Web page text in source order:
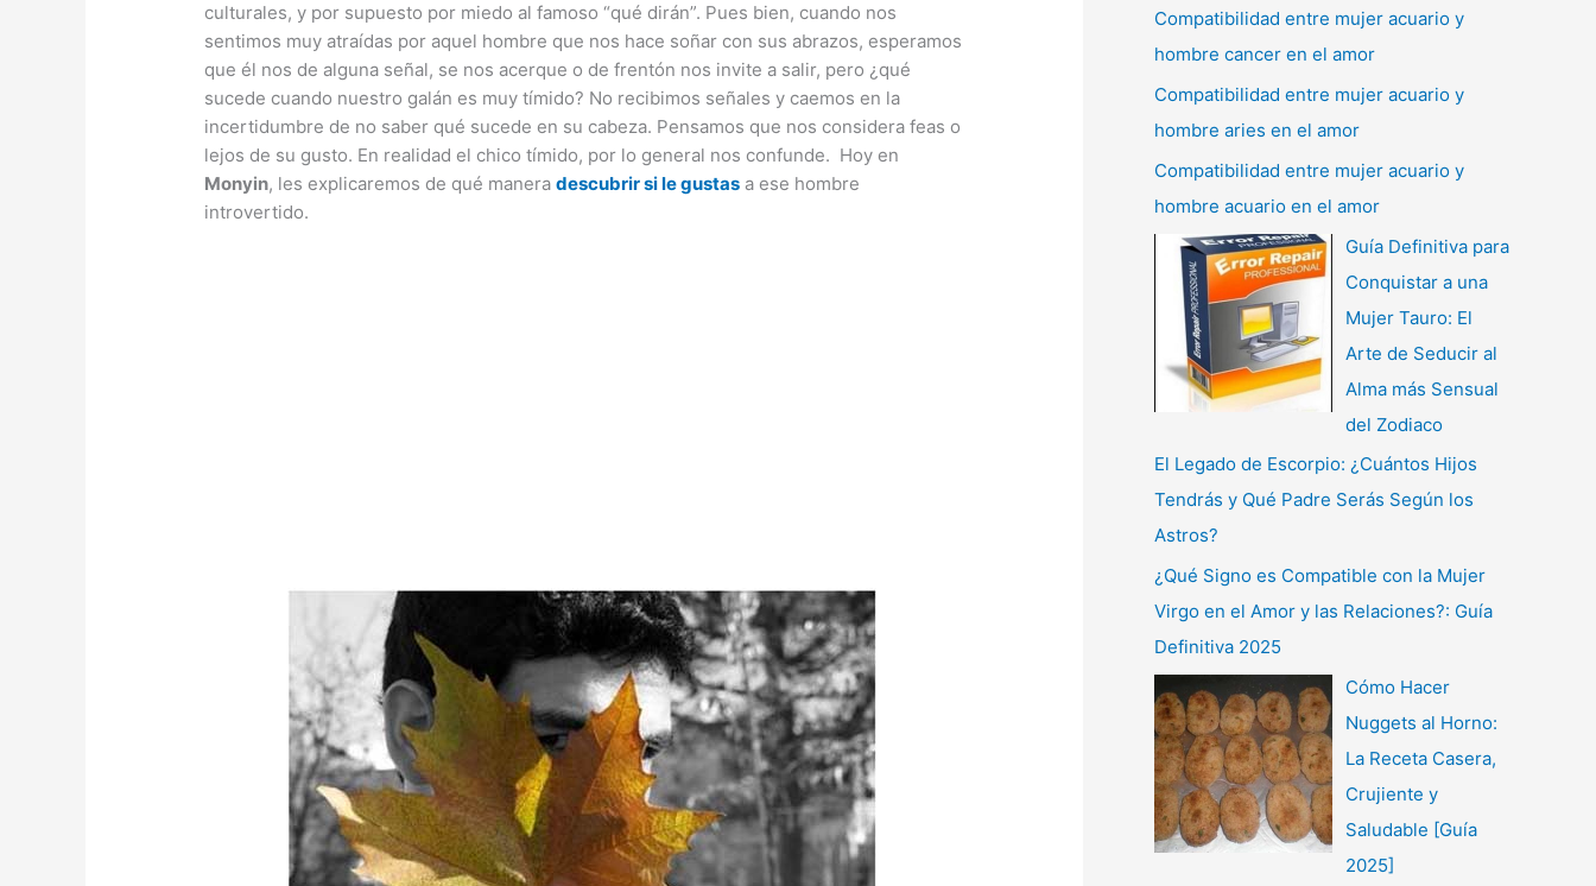
culturales, y por supuesto por miedo al famoso “qué dirán”. Pues bien, cuando nos
sentimos muy atraídas por aquel hombre que nos hace soñar con sus abrazos, esperamos
que él nos de alguna señal, se nos acerque o de frentón nos invite a salir, pero ¿qué
sucede cuando nuestro galán es muy tímido? No recibimos señales y caemos en la
incertidumbre de no saber qué sucede en su cabeza. Pensamos que nos considera feas o
lejos de su gusto. En realidad el chico tímido, por lo general nos confunde. Hoy en
Monyin, les explicaremos de qué maneradescubrir si le gustas a ese hombre
introvertido.
Compatibilidad entre mujer acuario y
hombre cancer en el amor
Compatibilidad entre mujer acuario y
hombre aries en el amor
Compatibilidad entre mujer acuario y
hombre acuario en el amor
Guía Definitiva para
Conquistar a una
Mujer Tauro: El
Arte de Seducir al
Alma más Sensual
del Zodiaco
El Legado de Escorpio: ¿Cuántos Hijos
Tendrás y Qué Padre Serás Según los
Astros?
¿Qué Signo es Compatible con la Mujer
Virgo en el Amor y las Relaciones?: Guía
Definitiva 2025
Cómo Hacer
Nuggets al Horno:
La Receta Casera,
Crujiente y
Saludable [Guía
2025]